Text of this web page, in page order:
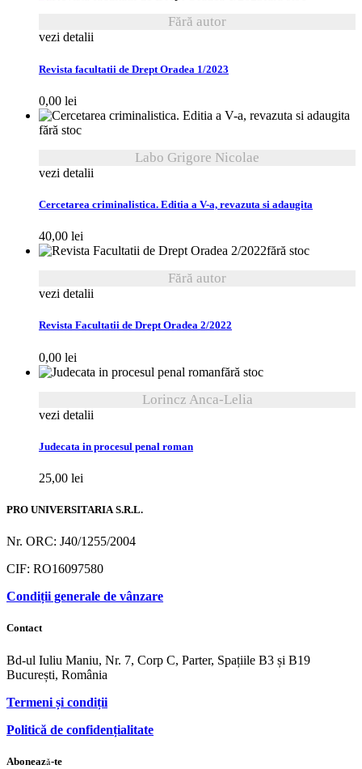
Fără autor
vezi detalii
Revista facultatii de Drept Oradea 1/2023
0,00 lei
fără stoc
Labo Grigore Nicolae
vezi detalii
Cercetarea criminalistica. Editia a V-a, revazuta si adaugita
40,00 lei
fără stoc
Fără autor
vezi detalii
Revista Facultatii de Drept Oradea 2/2022
0,00 lei
fără stoc
Lorincz Anca-Lelia
vezi detalii
Judecata in procesul penal roman
25,00 lei
PRO UNIVERSITARIA S.R.L.
Nr. ORC: J40/1255/2004
CIF: RO16097580
Condiții generale de vânzare
Contact
Bd-ul Iuliu Maniu, Nr. 7, Corp C, Parter, Spațiile B3 și B19
București, România
Termeni și condiții
Politică de confidențialitate
Abonează-te